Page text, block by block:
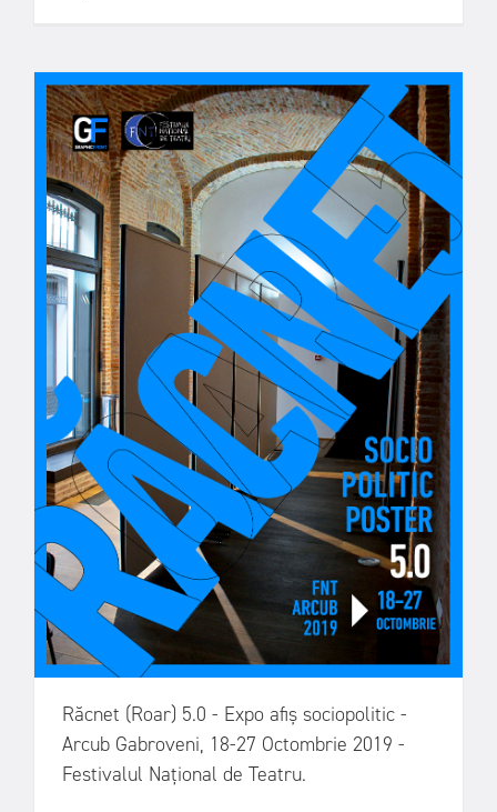
Răcnet (Roar) 5.0 - Expo afiș sociopolitic -
Arcub Gabroveni, 18-27 Octombrie 2019 -
Festivalul Național de Teatru.